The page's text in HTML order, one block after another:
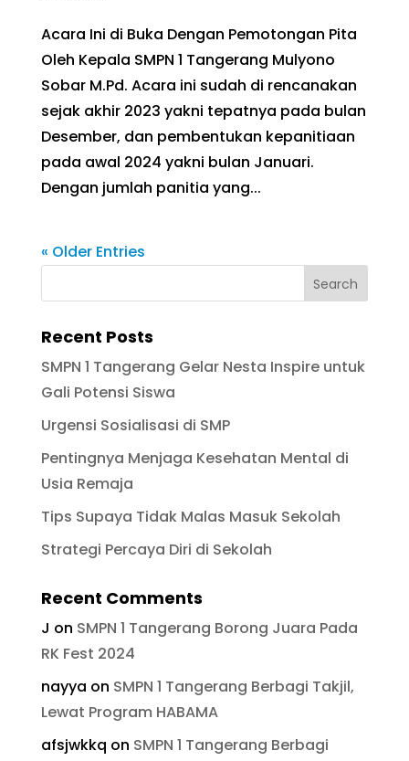
Acara Ini di Buka Dengan Pemotongan Pita
Oleh Kepala SMPN 1 Tangerang Mulyono
Sobar M.Pd. Acara ini sudah di rencanakan
sejak akhir 2023 yakni tepatnya pada bulan
Desember, dan pembentukan kepanitiaan
pada awal 2024 yakni bulan Januari.
Dengan jumlah panitia yang...
« Older Entries
Recent Posts
SMPN 1 Tangerang Gelar Nesta Inspire untuk
Gali Potensi Siswa
Urgensi Sosialisasi di SMP
Pentingnya Menjaga Kesehatan Mental di
Usia Remaja
Tips Supaya Tidak Malas Masuk Sekolah
Strategi Percaya Diri di Sekolah
Recent Comments
J on SMPN 1 Tangerang Borong Juara Pada
RK Fest 2024
nayya on SMPN 1 Tangerang Berbagi Takjil,
Lewat Program HABAMA
afsjwkkq on SMPN 1 Tangerang Berbagi